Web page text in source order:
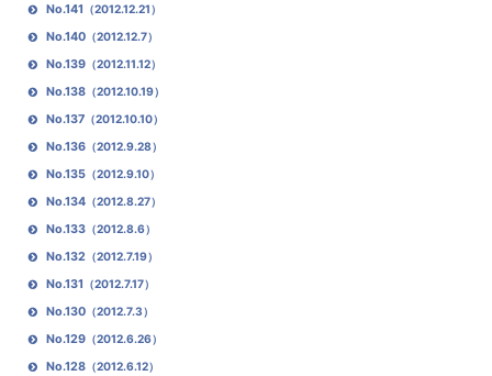
No.141 （2012.12.21）
No.140（2012.12.7）
No.139（2012.11.12）
No.138（2012.10.19）
No.137（2012.10.10）
No.136（2012.9.28）
No.135（2012.9.10）
No.134（2012.8.27）
No.133（2012.8.6）
No.132 （2012.7.19）
No.131 （2012.7.17）
No.130（2012.7.3）
No.129（2012.6.26）
No.128（2012.6.12）